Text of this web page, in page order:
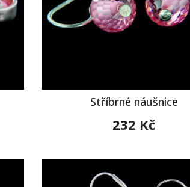
Stříbrné náušnice
232 Kč